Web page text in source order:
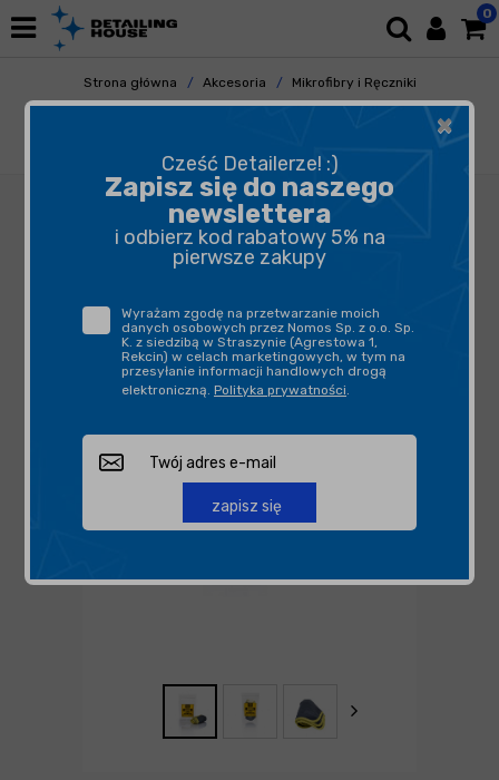
0
Strona główna Akcesoria
Mikrofibry i Ręczniki
Uniwersalne
×
Cześć Detailerze! :)
Zapisz się do naszego
newslettera
i odbierz kod rabatowy 5% na
pierwsze zakupy
Wyrażam zgodę na przetwarzanie moich
danych osobowych przez Nomos Sp. z o.o. Sp.
K. z siedzibą w Straszynie (Agrestowa 1,
Rekcin) w celach marketingowych, w tym na
przesyłanie informacji handlowych drogą
elektroniczną. Polityka prywatności.
zapisz się